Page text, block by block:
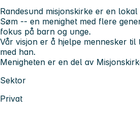
Randesund misjonskirke er en
Søm -- en menighet med flere
fokus på barn og unge.
Vår visjon er å hjelpe mennesker
med han.
Menigheten er en del av
Sektor
Privat